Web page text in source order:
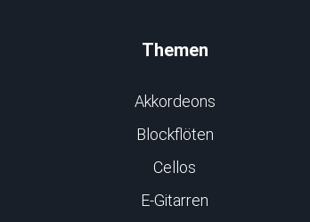
Themen
Akkordeons
Blockflöten
Cellos
E-Gitarren